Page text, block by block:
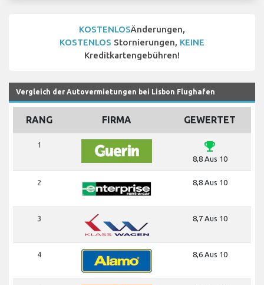
KOSTENLOSÄnderungen,
KOSTENLOS Stornierungen, KEINE
Kreditkartengebühren!
Vergleich der Autovermietungen bei Lisbon Flughafen
RANG FIRMA GEWERTET
1 emoji_events
8,8 Aus 10
2 8,8 Aus 10
3 8,7 Aus 10
4 8,6 Aus 10